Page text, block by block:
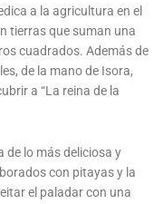
a la agricultura en el
tierras que suman una
cuadrados. Además de
de la mano de Isora,
a “La reina de la
de lo más deliciosa y
con pitayas y la
el paladar con una